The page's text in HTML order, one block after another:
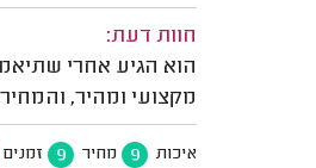
חוות דעת:
הוא הגיע אחרי
מקצועי ומהיר,
איכות 9 מחיר 9 זמנים